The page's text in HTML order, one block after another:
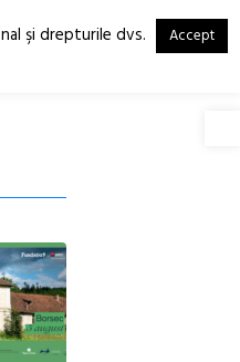
EN
şi drepturile dvs. Accept